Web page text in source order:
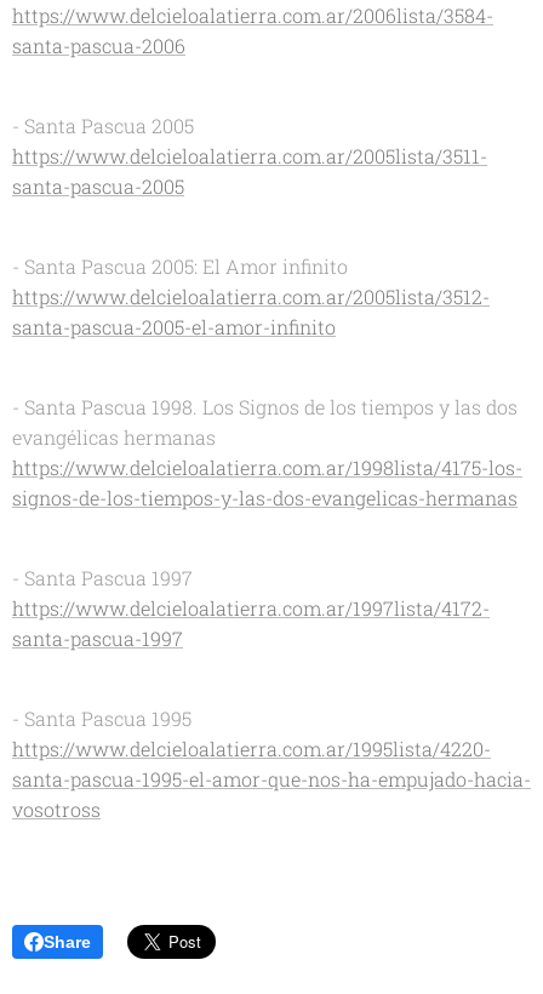
https://www.delcieloalatierra.com.ar/2006lista/3584-
santa-pascua-2006
- Santa Pascua 2005
https://www.delcieloalatierra.com.ar/2005lista/3511-
santa-pascua-2005
- Santa Pascua 2005: El Amor infinito
https://www.delcieloalatierra.com.ar/2005lista/3512-
santa-pascua-2005-el-amor-infinito
- Santa Pascua 1998. Los Signos de los tiempos y las dos
evangélicas hermanas
https://www.delcieloalatierra.com.ar/1998lista/4175-los-
signos-de-los-tiempos-y-las-dos-evangelicas-hermanas
- Santa Pascua 1997
https://www.delcieloalatierra.com.ar/1997lista/4172-
santa-pascua-1997
- Santa Pascua 1995
https://www.delcieloalatierra.com.ar/1995lista/4220-
santa-pascua-1995-el-amor-que-nos-ha-empujado-hacia-
vosotross
Share